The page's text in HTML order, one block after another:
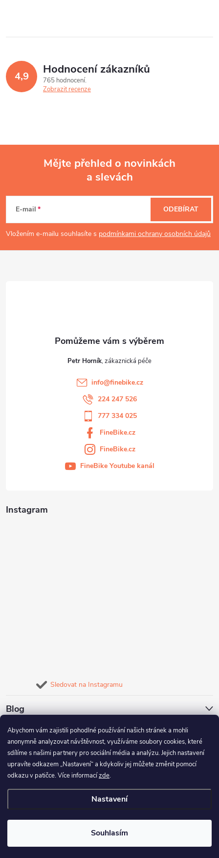
Abychom vám zajistili pohodlné používání našich stránek a mohli
anonymně analyzovat návštěvnost, využíváme soubory cookies, které
sdílíme s našimi partnery pro sociální média a analýzu. Jejich nastavení
upravíte odkazem „Nastavení“ a kdykoliv jej můžete změnit pomocí
odkazu v patičce. Více informacízde.
Nastavení
Souhlasím
4,9 Hodnocení zákazníků
765 hodnocení
Zobrazit recenze
p
a
Mějte přehled o novinkách
a slevách
E-mail
Vložením e-mailu souhlasíte s podmínkami ochrany osobních údajů
ODEBÍRAT
Instagram
Sledovat na Instagramu
Blog
Naše služby
Informace pro vás
Petr Horník
info@finebike.cz
224 247 526
777 334 025
FineBike.cz
FineBike.cz
FineBike Youtube kanál